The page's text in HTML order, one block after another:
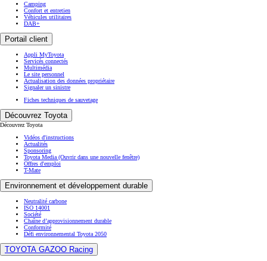
Camping
Confort et entretien
Véhicules utilitaires
DAB+
Portail client
Appli MyToyota
Servicés connectés
Multimédia
Le site personnel
Actualisation des données propriétaire
Signaler un sinistre
Fiches techniques de sauvetage
Découvrez Toyota
Découvrez Toyota
Vidéos d'instructions
Actualités
Sponsoring
Toyota Media(Ouvrir dans une nouvelle fenêtre)
Offres d'emploi
T-Mate
Environnement et développement durable
Neutralité carbone
ISO 14001
Société
Chaîne d’approvisionnement durable
Conformité
Défi environnemental Toyota 2050
TOYOTA GAZOO Racing